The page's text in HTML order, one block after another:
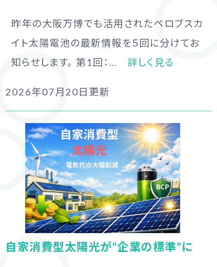
昨年の大阪万博でも活用されたペロブスカ
イト太陽電池の最新情報を５回に分けてお
知らせします。 第1回：…
詳しく見る
2026年07月20日 更新
自家消費型太陽光が“企業の標準”に